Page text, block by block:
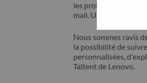
les problèmes que
mail. Un membre de
Nous sommes ravis
la possibilité de
personnalisées,
Taltent de Lenovo.